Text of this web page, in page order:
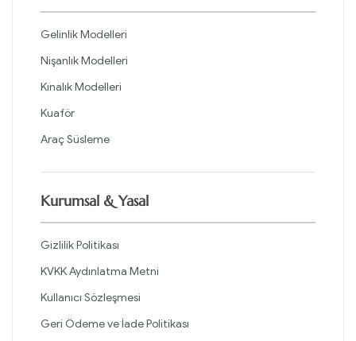
Gelinlik Modelleri
Nişanlık Modelleri
Kınalık Modelleri
Kuaför
Araç Süsleme
Kurumsal & Yasal
Gizlilik Politikası
KVKK Aydınlatma Metni
Kullanıcı Sözleşmesi
Geri Ödeme ve İade Politikası